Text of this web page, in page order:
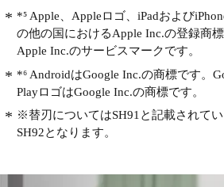
*⁵ Apple、Appleロゴ、iPadおよび
の他の国におけるApple Inc.の登録商標
Apple Inc.のサービスマークです。
*⁶ AndroidはGoogle Inc.の商標です。
PlayロゴはGoogle Inc.の商標です。
※替刃についてはSH91と記載されて
SH92となります。